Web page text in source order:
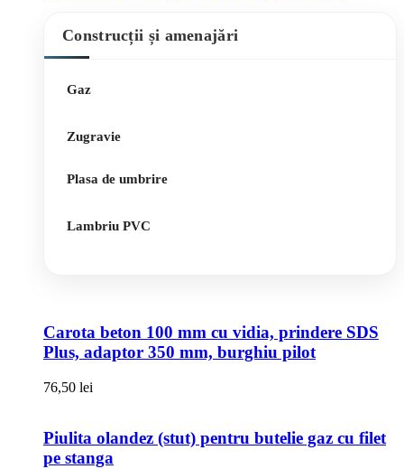
Construcții și amenajări
Gaz
Zugravie
Plasa de umbrire
Lambriu PVC
Carota beton 100 mm cu vidia, prindere SDS
Plus, adaptor 350 mm, burghiu pilot
76,50 lei
Piulita olandez (stut) pentru butelie gaz cu filet
pe stanga